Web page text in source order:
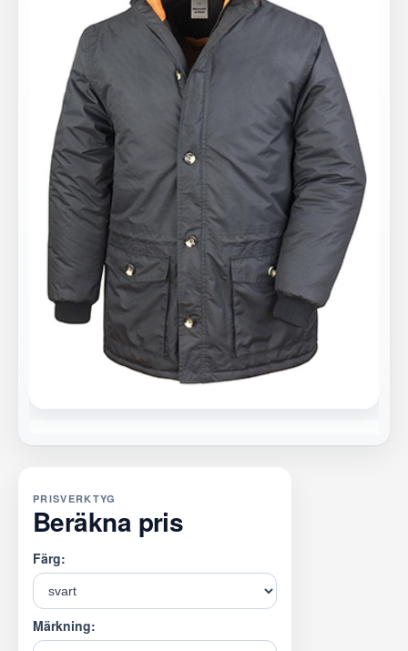
PRISVERKTYG
Beräkna pris
Färg:
Märkning: